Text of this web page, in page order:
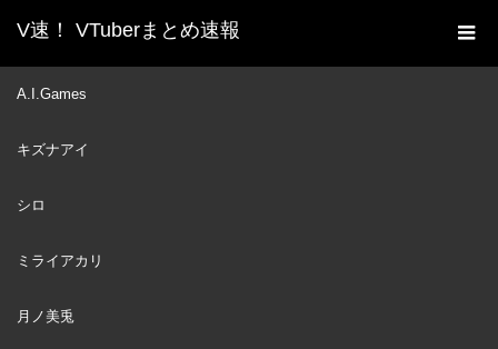
V速！ VTuberまとめ速報
A.I.Games
キズナアイ
シロ
ミライアカリ
月ノ美兎
ホーム
新着動画一覧
NIGHT【Reine/Ollie/Anya/hololiveID 2nd gen】
MAY